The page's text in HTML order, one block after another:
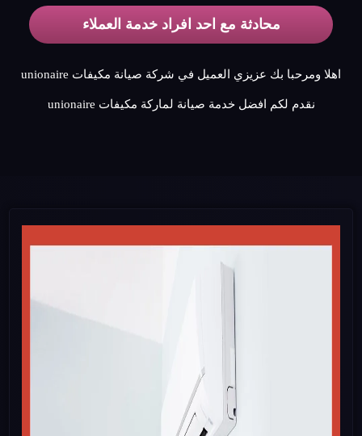
محادثة مع احد افراد خدمة العملاء
اهلا ومرحبا بك عزيزي العميل في شركة صيانة مكيفات unionaire
نقدم لكم افضل خدمة صيانة لماركة مكيفات unionaire